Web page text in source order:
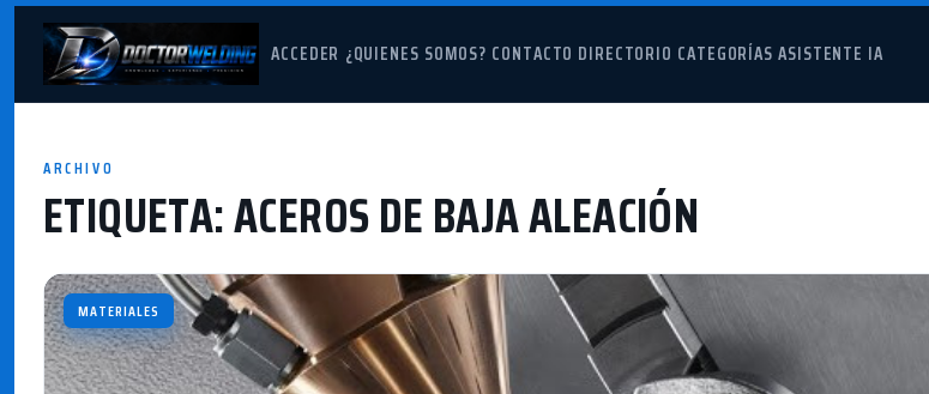
ACCEDER ¿QUIENES SOMOS? CONTACTO DIRECTORIO CATEGORÍAS ASISTENTE IA
ARCHIVO
ETIQUETA:ACEROS DE BAJA ALEACIÓN
MATERIALES